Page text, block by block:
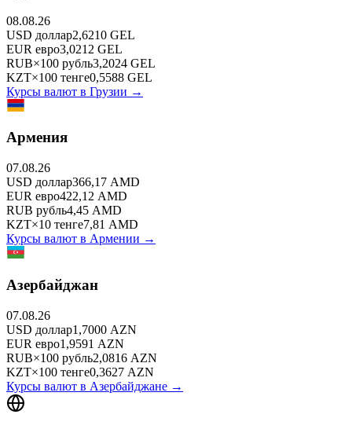
08.08.26
USD доллар2,6210 GEL
EUR евро3,0212 GEL
RUB×100 рубль3,2024 GEL
KZT×100 тенге0,5588 GEL
Курсы валют в Грузии →
Армения
07.08.26
USD доллар366,17 AMD
EUR евро422,12 AMD
RUB рубль4,45 AMD
KZT×10 тенге7,81 AMD
Курсы валют в Армении →
Азербайджан
07.08.26
USD доллар1,7000 AZN
EUR евро1,9591 AZN
RUB×100 рубль2,0816 AZN
KZT×100 тенге0,3627 AZN
Курсы валют в Азербайджане →